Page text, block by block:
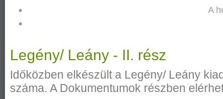
A
Legény/ Leány - II. rész
Időközben elkészült a Legény/ Leány
száma. A Dokumentumok részben